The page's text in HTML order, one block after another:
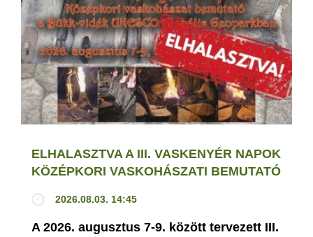
ELHALASZTVA A III. VASKENYÉR NAPOK
KÖZÉPKORI VASKOHÁSZATI BEMUTATÓ
2026.08.03. 14:45
A 2026. augusztus 7-9. között tervezett III.